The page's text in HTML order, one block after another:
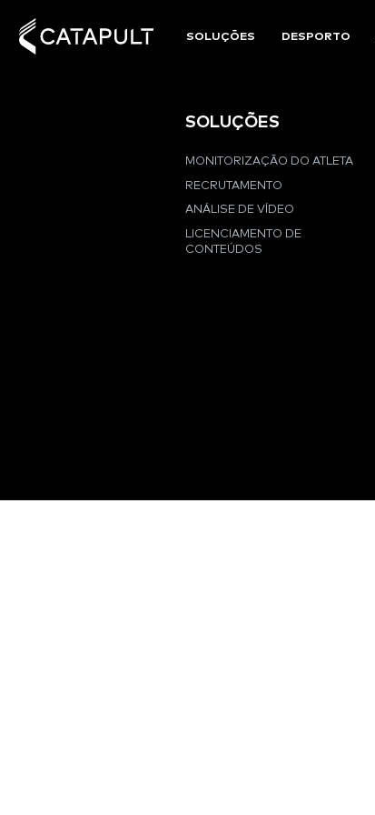
SOLUÇÕES DESPORTO
SOLUÇÕES
MONITORIZAÇÃO DO ATLETA
RECRUTAMENTO
ANÁLISE DE VÍDEO
LICENCIAMENTO DE
CONTEÚDOS